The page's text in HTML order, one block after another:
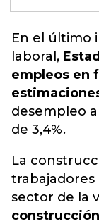
En el último
laboral ,
empleos en
desempleo
de 3,4%.
La
trabajadores
sector de la